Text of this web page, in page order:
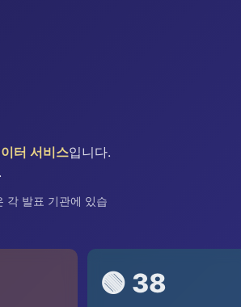
터 서비스입니다.
각 발표 기관에 있습
🟢 38